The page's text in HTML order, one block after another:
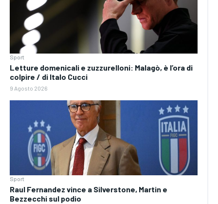
Sport
Letture domenicali e zuzzurelloni: Malagò, è l’ora di
colpire / di Italo Cucci
9 Agosto 2026
Sport
Raul Fernandez vince a Silverstone, Martin e
Bezzecchi sul podio